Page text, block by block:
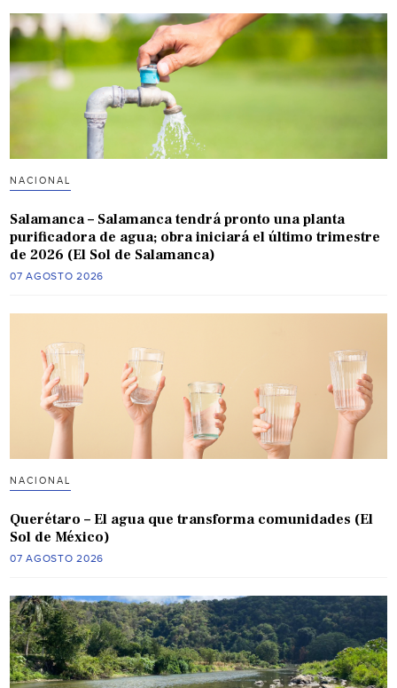
NACIONAL
Salamanca – Salamanca tendrá pronto una planta
purificadora de agua; obra iniciará el último trimestre
de 2026 (El Sol de Salamanca)
07 AGOSTO 2026
NACIONAL
Querétaro – El agua que transforma comunidades (El
Sol de México)
07 AGOSTO 2026